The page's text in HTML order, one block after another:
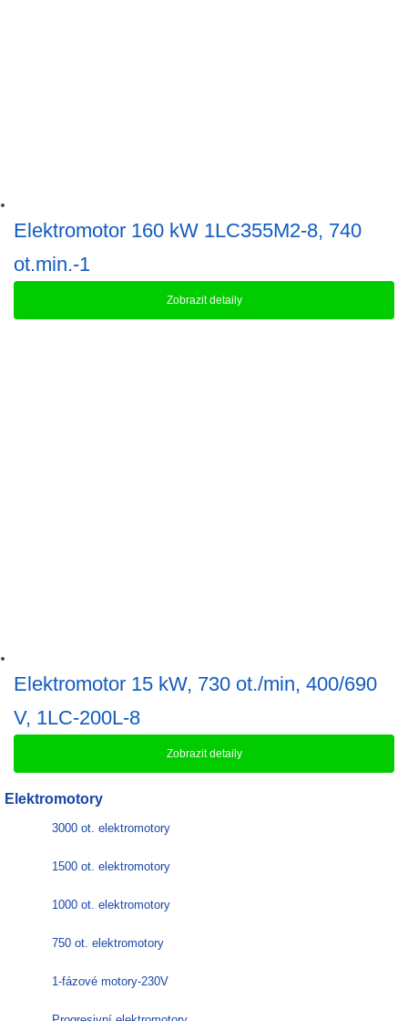
Elektromotor 160 kW 1LC355M2-8, 740
ot.min.-1
Zobrazit detaily
Elektromotor 15 kW, 730 ot./min, 400/690
V, 1LC-200L-8
Zobrazit detaily
Elektromotory
3000 ot. elektromotory
1500 ot. elektromotory
1000 ot. elektromotory
750 ot. elektromotory
1-fázové motory-230V